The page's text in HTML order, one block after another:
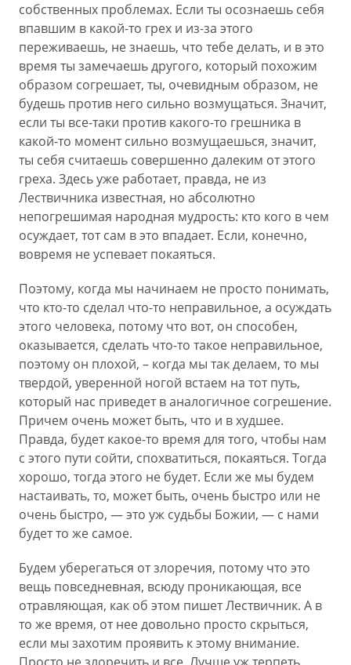
собственных проблемах. Если ты осознаешь себя
впавшим в какой-то грех и из-за этого
переживаешь, не знаешь, что тебе делать, и в это
время ты замечаешь другого, который похожим
образом согрешает, ты, очевидным образом, не
будешь против него сильно возмущаться. Значит,
если ты все-таки против какого-то грешника в
какой-то момент сильно возмущаешься, значит,
ты себя считаешь совершенно далеким от этого
греха. Здесь уже работает, правда, не из
Лествичника известная, но абсолютно
непогрешимая народная мудрость: кто кого в чем
осуждает, тот сам в это впадает. Если, конечно,
вовремя не успевает покаяться.
Поэтому, когда мы начинаем не просто понимать,
что кто-то сделал что-то неправильное, а осуждать
этого человека, потому что вот, он способен,
оказывается, сделать что-то такое неправильное,
поэтому он плохой, – когда мы так делаем, то мы
твердой, уверенной ногой встаем на тот путь,
который нас приведет в аналогичное согрешение.
Причем очень может быть, что и в худшее.
Правда, будет какое-то время для того, чтобы нам
с этого пути сойти, спохватиться, покаяться. Тогда
хорошо, тогда этого не будет. Если же мы будем
настаивать, то, может быть, очень быстро или не
очень быстро, — это уж судьбы Божии, — с нами
будет то же самое.
Будем уберегаться от злоречия, потому что это
вещь повседневная, всюду проникающая, все
отравляющая, как об этом пишет Лествичник. А в
то же время, от нее довольно просто скрыться,
если мы захотим проявить к этому внимание.